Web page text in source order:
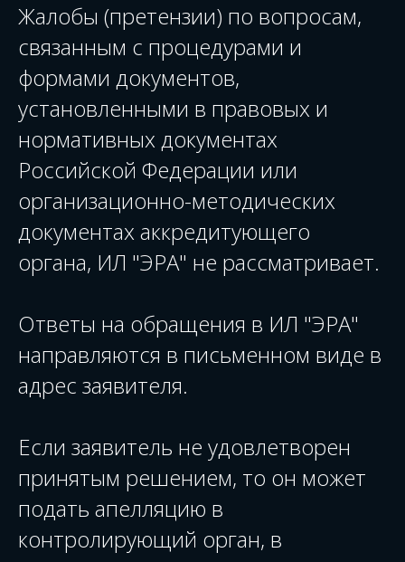
Жалобы (претензии) по вопросам,
связанным с процедурами и
формами документов,
установленными в правовых и
нормативных документах
Российской Федерации или
организационно-методических
документах аккредитующего
органа, ИЛ "ЭРА" не рассматривает.
Ответы на обращения в ИЛ "ЭРА"
направляются в письменном виде в
адрес заявителя.
Если заявитель не удовлетворен
принятым решением, то он может
подать апелляцию в
контролирующий орган, в